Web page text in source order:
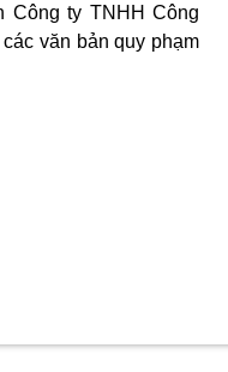
Công ty TNHH Công
văn bản quy phạm